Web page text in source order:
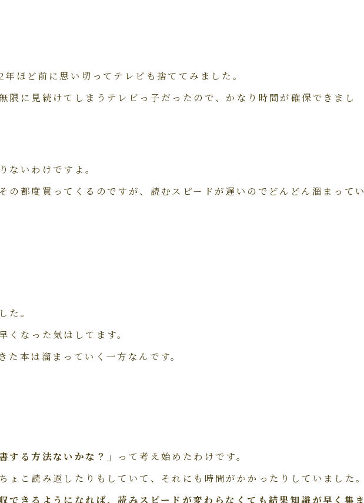
ほど前に思い切ってテレビも捨ててみました。
限に見続けてしまうテレビっ子だったので、かなり時間が確保できまし
ないわけですよ。
の都度買ってくるのですが、読むスピードが遅いのでどんどん溜まってい
た。
くなった気はしてます。
た本は溜まっていく一方なんです。
する方法ないかな？」
って考え始めたわけです。
ょこ読み返したりもしていて、それにも時間がかかったりしていました。
できるようになれば、読みスピードが変わらなくても結果知識が早く集ま